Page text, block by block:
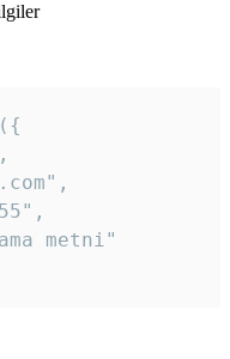
metni"